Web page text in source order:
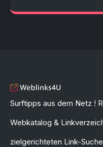
Surftipps aus dem Netz !
Webkatalog &
zielgerichteten Link-